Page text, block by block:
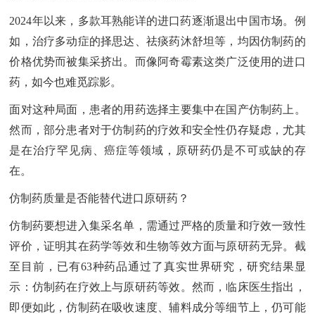
2024年以来，多款耳熟能详的进口药逐渐退出中国市场。例
如，治疗多动症的择思达、祛痰药沐舒坦等，均因仿制药的
价格优势而被集采挤出。而像阿奇霉素这类广泛使用的进口
药，如今也难觅踪影。
面对这种局面，患者的用药选择主要集中在国产仿制药上。
然而，部分患者对于仿制药的疗效和安全性仍存疑虑，尤其
是在治疗罕见病、癌症等领域，原研药仍是不可或缺的存
在。
仿制药质量是否能替代进口原研药？
仿制药要想进入集采名单，需通过严格的质量和疗效一致性
评价，证明其在药学等效和生物等效方面与原研药无异。截
至目前，已有63种药品通过了真实世界研究，研究结果显
示：仿制药在疗效上与原研药等效。然而，临床医生指出，
即便如此，仿制药在吸收速度、辅料成分等细节上，仍可能